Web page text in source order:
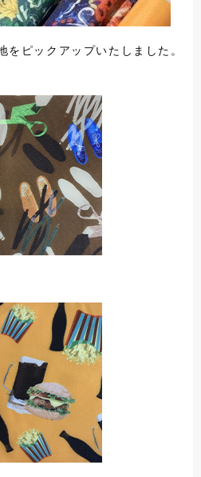
ピックアップいたしました。